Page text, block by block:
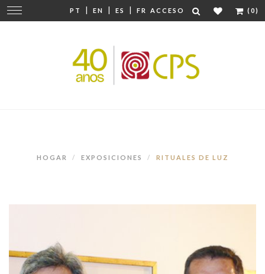
PT | EN | ES | FR ACCESO (0)
Cambiar
navegación
HOGAR EXPOSICIONES RITUALES DE LUZ